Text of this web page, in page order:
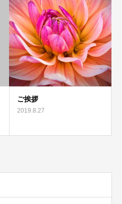
ご挨拶
2019.8.27